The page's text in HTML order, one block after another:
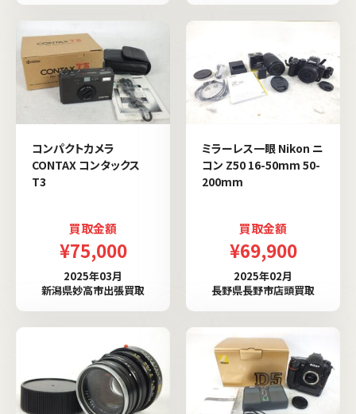
コンパクトカメラ
CONTAX コンタックス
T3
買取金額
¥75,000
2025年03月
新潟県妙高市出張買取
ミラーレス一眼 Nikon ニ
コン Z50 16-50mm 50-
200mm
買取金額
¥69,900
2025年02月
長野県長野市店頭買取